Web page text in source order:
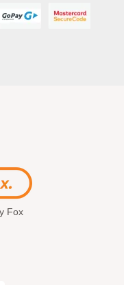
Fox